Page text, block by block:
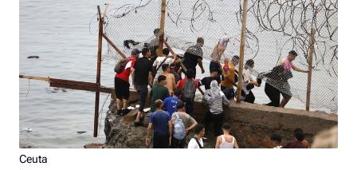
Ceuta